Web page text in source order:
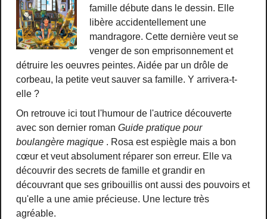
famille débute dans le dessin. Elle
libère accidentellement une
mandragore. Cette dernière veut se
venger de son emprisonnement et
détruire les oeuvres peintes. Aidée par un drôle de
corbeau, la petite veut sauver sa famille. Y arrivera-t-
elle ?
On retrouve ici tout l'humour de l'autrice découverte
avec son dernier roman Guide pratique pour
boulangère magique . Rosa est espiègle mais a bon
cœur et veut absolument réparer son erreur. Elle va
découvrir des secrets de famille et grandir en
découvrant que ses gribouillis ont aussi des pouvoirs et
qu'elle a une amie précieuse. Une lecture très
agréable.